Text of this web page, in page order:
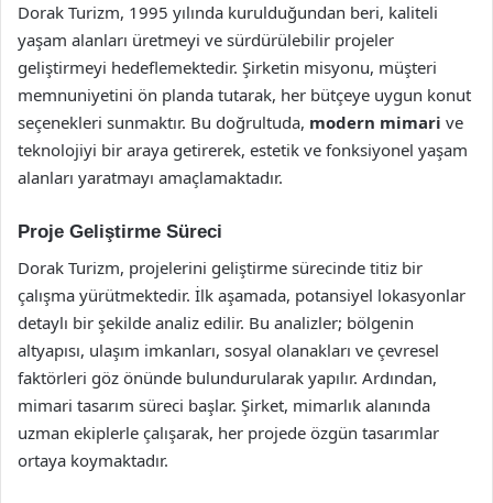
Dorak Turizm, 1995 yılında kurulduğundan beri, kaliteli
yaşam alanları üretmeyi ve sürdürülebilir projeler
geliştirmeyi hedeflemektedir. Şirketin misyonu, müşteri
memnuniyetini ön planda tutarak, her bütçeye uygun konut
seçenekleri sunmaktır. Bu doğrultuda, modern mimari ve
teknolojiyi bir araya getirerek, estetik ve fonksiyonel yaşam
alanları yaratmayı amaçlamaktadır.
Proje Geliştirme Süreci
Dorak Turizm, projelerini geliştirme sürecinde titiz bir
çalışma yürütmektedir. İlk aşamada, potansiyel lokasyonlar
detaylı bir şekilde analiz edilir. Bu analizler; bölgenin
altyapısı, ulaşım imkanları, sosyal olanakları ve çevresel
faktörleri göz önünde bulundurularak yapılır. Ardından,
mimari tasarım süreci başlar. Şirket, mimarlık alanında
uzman ekiplerle çalışarak, her projede özgün tasarımlar
ortaya koymaktadır.